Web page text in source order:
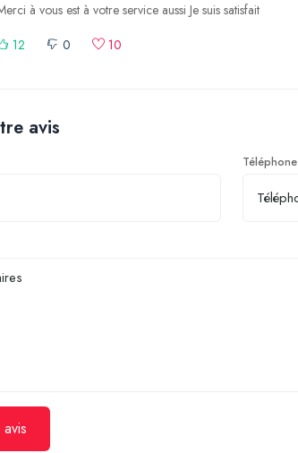
à vous est à votre service aussi Je suis satisfait
12
0 10
avis
Téléphone